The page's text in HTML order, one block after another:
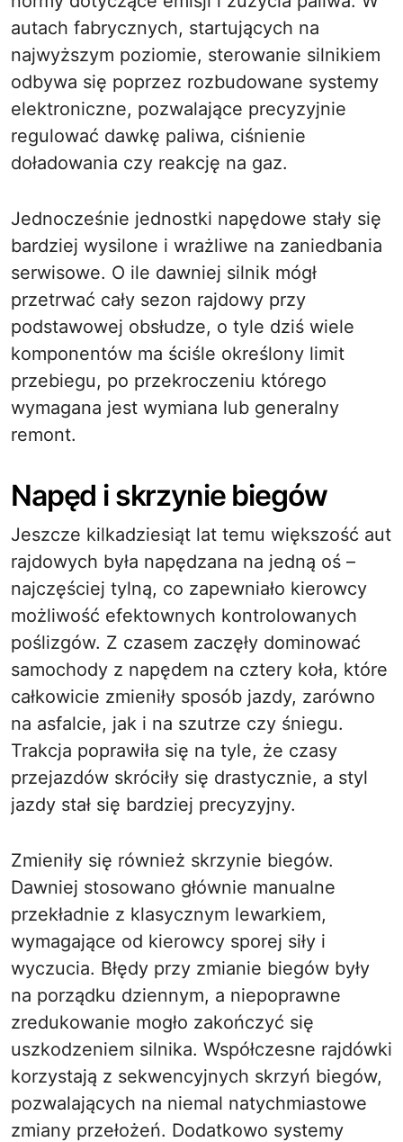
autach fabrycznych, startujących na
najwyższym poziomie, sterowanie silnikiem
odbywa się poprzez rozbudowane systemy
elektroniczne, pozwalające precyzyjnie
regulować dawkę paliwa, ciśnienie
doładowania czy reakcję na gaz.
Jednocześnie jednostki napędowe stały się
bardziej wysilone i wrażliwe na zaniedbania
serwisowe. O ile dawniej silnik mógł
przetrwać cały sezon rajdowy przy
podstawowej obsłudze, o tyle dziś wiele
komponentów ma ściśle określony limit
przebiegu, po przekroczeniu którego
wymagana jest wymiana lub generalny
remont.
Napęd i skrzynie biegów
Jeszcze kilkadziesiąt lat temu większość aut
rajdowych była napędzana na jedną oś –
najczęściej tylną, co zapewniało kierowcy
możliwość efektownych kontrolowanych
poślizgów. Z czasem zaczęły dominować
samochody z napędem na cztery koła, które
całkowicie zmieniły sposób jazdy, zarówno
na asfalcie, jak i na szutrze czy śniegu.
Trakcja poprawiła się na tyle, że czasy
przejazdów skróciły się drastycznie, a styl
jazdy stał się bardziej precyzyjny.
Zmieniły się również skrzynie biegów.
Dawniej stosowano głównie manualne
przekładnie z klasycznym lewarkiem,
wymagające od kierowcy sporej siły i
wyczucia. Błędy przy zmianie biegów były
na porządku dziennym, a niepoprawne
zredukowanie mogło zakończyć się
uszkodzeniem silnika. Współczesne rajdówki
korzystają z sekwencyjnych skrzyń biegów,
pozwalających na niemal natychmiastowe
zmiany przełożeń. Dodatkowo systemy